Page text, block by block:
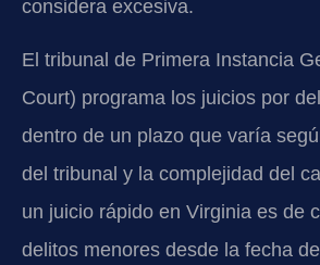
considera excesiva.
El tribunal de Primera Instancia
Court) programa los juicios por
dentro de un plazo que varía
del tribunal y la complejidad del
un juicio rápido en Virginia es de
delitos menores desde la fecha